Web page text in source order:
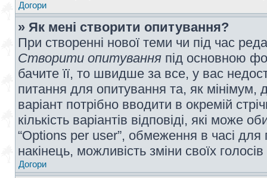
Догори
» Як мені створити опитування?
При створенні нової теми чи під час
Створити опитування під основною
бачите її, то швидше за все, у вас
питання для опитування та, як мінімум,
варіант потрібно вводити в окремій
кількість варіантів відповіді, які може
“Options per user”, обмеження в часі для
накінець, можливість зміни своїх
Догори